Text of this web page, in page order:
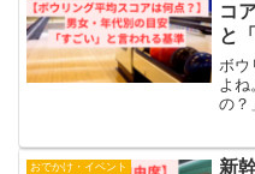
コ
と
ボウ
よ
の？
ると
おでかけ・イベント
新